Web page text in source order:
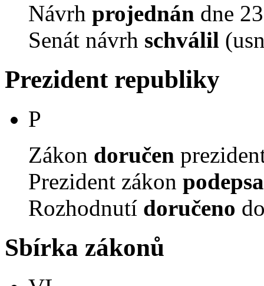
Návrh projednán dne
Senát návrh schválil
Prezident republiky
P
Zákon doručen
Prezident zákon
Rozhodnutí doručeno
Sbírka zákonů